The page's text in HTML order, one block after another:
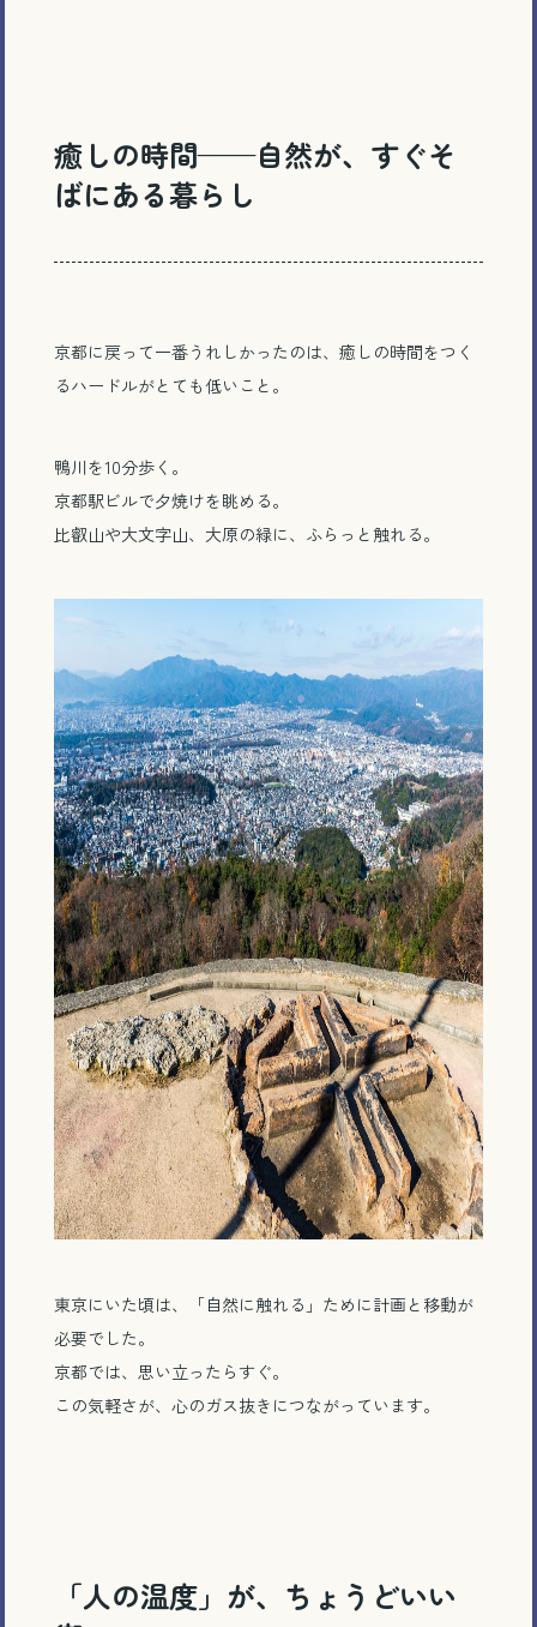
癒しの時間——自然が、すぐそ
ばにある暮らし
京都に戻って一番うれしかったのは、癒しの時間をつく
るハードルがとても低いこと。
鴨川を10分歩く。
京都駅ビルで夕焼けを眺める。
比叡山や大文字山、大原の緑に、ふらっと触れる。
東京にいた頃は、「自然に触れる」ために計画と移動が
必要でした。
京都では、思い立ったらすぐ。
この気軽さが、心のガス抜きにつながっています。
「人の温度」が、ちょうどいい